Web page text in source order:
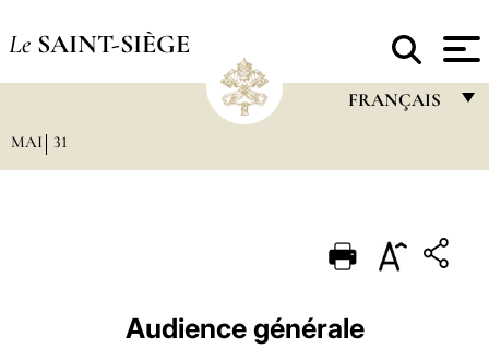
Le SAINT-SIÈGE
FRANÇAIS
PORTUGUÊS
ESPAÑOL
MAI 31
Audience générale